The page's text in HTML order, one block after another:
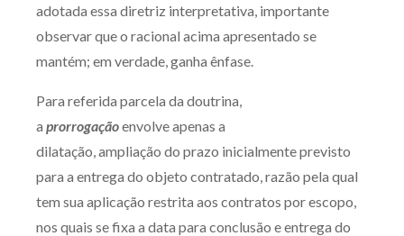
adotada essa diretriz interpretativa, importante
observar que o racional acima apresentado se
mantém; em verdade, ganha ênfase.
Para referida parcela da doutrina,
a prorrogaçãoenvolve apenas a
dilatação, ampliação do prazo inicialmente previsto
para a entrega do objeto contratado, razão pela qual
tem sua aplicação restrita aos contratos por escopo,
nos quais se fixa a data para conclusão e entrega do